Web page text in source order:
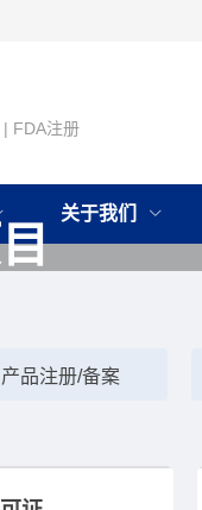
FDA注册
关于我们
产品注册/备案